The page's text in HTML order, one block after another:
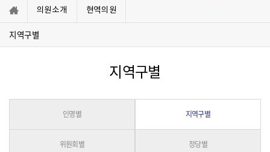
의원소개 현역의원
지역구별
지역구별
인명별 지역구별
위원회별 정당별